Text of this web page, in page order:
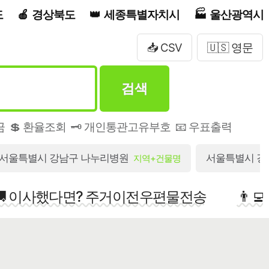
경상북도 세종특별자치시 울산광역시
📥 CSV 🇺🇸 영문
검색
💲 환율조회 🗝️ 개인통관고유부호 📧 우표출력
울특별시 강남구 나누리병원 지역+건물명 서울특별시
이사했다면? 주거이전우편물전송